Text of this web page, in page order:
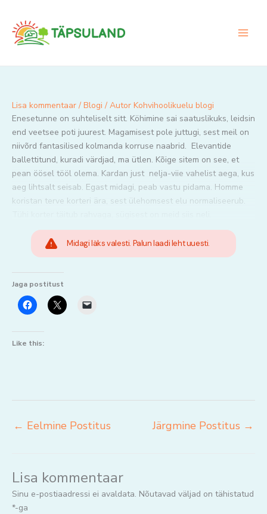
content
Lisa kommentaar / Blogi / Autor Kohvihoolikuelu blogi
Enesetunne on suhteliselt sitt. Köhimine sai saatuslikuks, leidsin
end veetsee poti juurest. Magamisest pole juttugi, sest meil on
niivõrd fantasilised kolmanda korruse naabrid. Elevantide
ballettitund, kuradi värdjad, ma ütlen. Kõige sitem on see, et
pean öösel tööl olema. Kardan just nelja-viie vahelist aega, kus
aeg lihtsalt seisab. Egast midagi, peab vastu pidama. Homme
koristan terve korteri ära, sest ülehomsest elu normaliseerub.
Midagi läks valesti. Palun laadi leht uuesti.
Jaga postitust
Like this:
← Eelmine Postitus Järgmine Postitus →
Lisa kommentaar
Sinu e-postiaadressi ei avaldata. Nõutavad väljad on tähistatud
*-ga